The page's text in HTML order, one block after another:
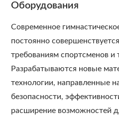
Оборудования
Современное
постоянно
требованиям спортсменов и
Разрабатываются новые
технологии, направленные
безопасности,
расширение возможностей